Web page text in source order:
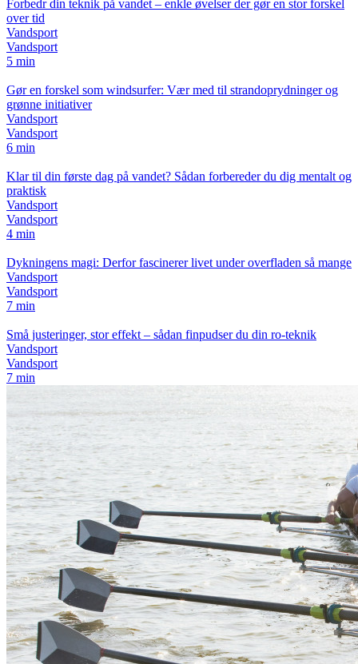
Forbedr din teknik på vandet – enkle øvelser der gør en stor forskel
over tid
Vandsport
Vandsport
5 min
Gør en forskel som windsurfer: Vær med til strandoprydninger og
grønne initiativer
Vandsport
Vandsport
6 min
Klar til din første dag på vandet? Sådan forbereder du dig mentalt og
praktisk
Vandsport
Vandsport
4 min
Dykningens magi: Derfor fascinerer livet under overfladen så mange
Vandsport
Vandsport
7 min
Små justeringer, stor effekt – sådan finpudser du din ro-teknik
Vandsport
Vandsport
7 min